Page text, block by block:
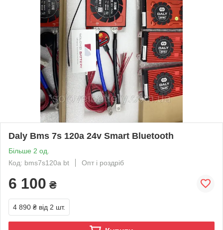
Daly Bms 7s 120a 24v Smart Bluetooth
Більше 2 од.
Код: bms7s120a bt
Опт і роздріб
6 100 ₴
4 890 ₴ від 2 шт.